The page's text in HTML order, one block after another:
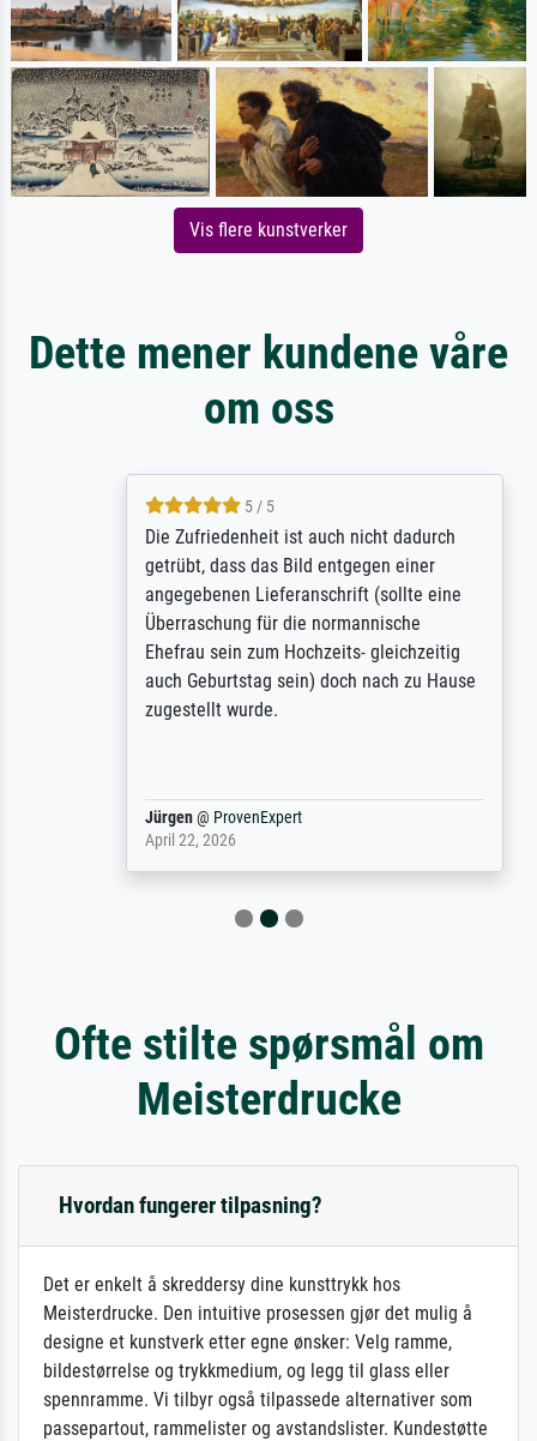
Vis flere kunstverker
Dette mener kundene våre
om oss
5 / 5
Die Zufriedenheit ist auch nicht dadurch
getrübt, dass das Bild entgegen einer
angegebenen Lieferanschrift (sollte eine
Überraschung für die normannische
Ehefrau sein zum Hochzeits- gleichzeitig
auch Geburtstag sein) doch nach zu Hause
zugestellt wurde.
Jürgen@ProvenExpert
April 22, 2026
Ofte stilte spørsmål om
Meisterdrucke
Hvordan fungerer tilpasning?
Det er enkelt å skreddersy dine kunsttrykk hos
Meisterdrucke. Den intuitive prosessen gjør det mulig å
designe et kunstverk etter egne ønsker: Velg ramme,
bildestørrelse og trykkmedium, og legg til glass eller
spennramme. Vi tilbyr også tilpassede alternativer som
passepartout, rammelister og avstandslister. Kundestøtte